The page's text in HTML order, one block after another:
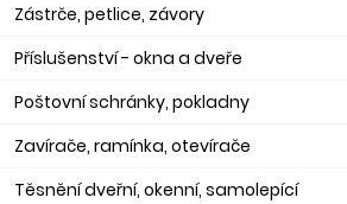
Zástrče, petlice, závory
Příslušenství - okna a dveře
Poštovní schránky, pokladny
Zavírače, ramínka, otevírače
Těsnění dveřní, okenní, samolepící